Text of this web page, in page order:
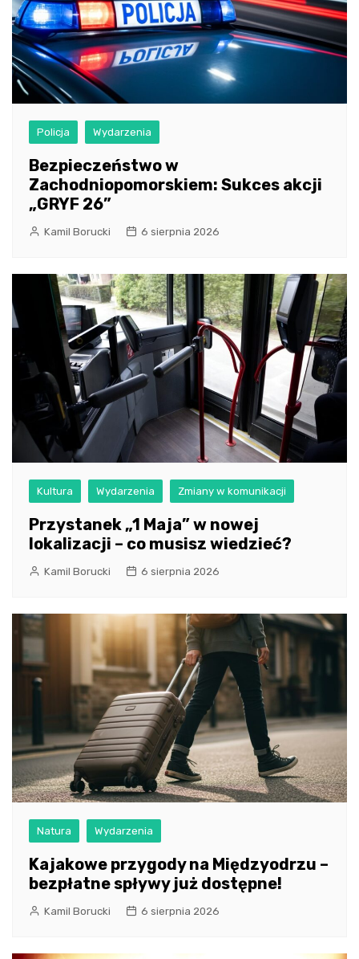
Policja Wydarzenia
Bezpieczeństwo w
Zachodniopomorskiem: Sukces akcji
„GRYF 26”
Kamil Borucki 6 sierpnia 2026
Kultura Wydarzenia Zmiany w komunikacji
Przystanek „1 Maja” w nowej
lokalizacji – co musisz wiedzieć?
Kamil Borucki 6 sierpnia 2026
Natura Wydarzenia
Kajakowe przygody na Międzyodrzu –
bezpłatne spływy już dostępne!
Kamil Borucki 6 sierpnia 2026